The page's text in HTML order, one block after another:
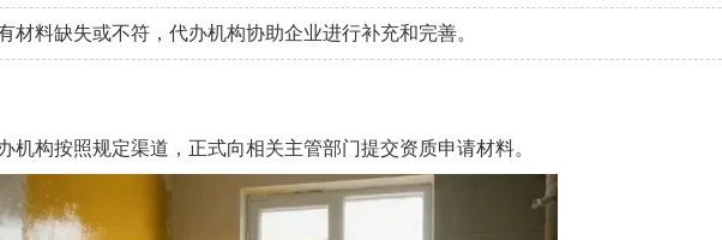
材料缺失或不符，代办机构协助企业进行补充和完善。
机构按照规定渠道，正式向相关主管部门提交资质申请材料。